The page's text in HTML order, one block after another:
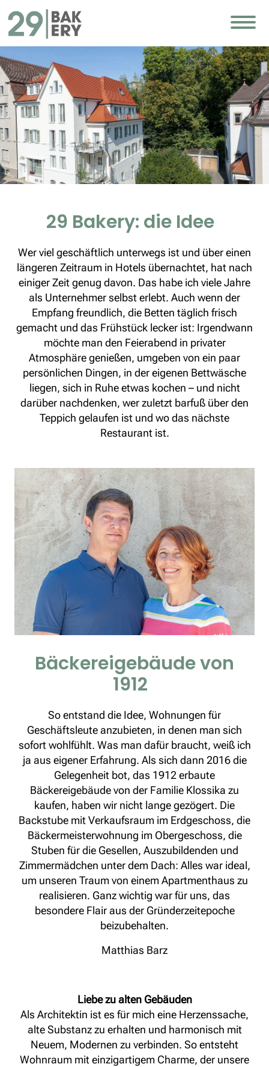
29 Bakery: die Idee
Wer viel geschäftlich unterwegs ist und über einen
längeren Zeitraum in Hotels übernachtet, hat nach
einiger Zeit genug davon. Das habe ich viele Jahre
als Unternehmer selbst erlebt. Auch wenn der
Empfang freundlich, die Betten täglich frisch
gemacht und das Frühstück lecker ist: Irgendwann
möchte man den Feierabend in privater
Atmosphäre genießen, umgeben von ein paar
persönlichen Dingen, in der eigenen Bettwäsche
liegen, sich in Ruhe etwas kochen – und nicht
darüber nachdenken, wer zuletzt barfuß über den
Teppich gelaufen ist und wo das nächste
Restaurant ist.
Bäckereigebäude von
1912
So entstand die Idee, Wohnungen für
Geschäftsleute anzubieten, in denen man sich
sofort wohlfühlt. Was man dafür braucht, weiß ich
ja aus eigener Erfahrung. Als sich dann 2016 die
Gelegenheit bot, das 1912 erbaute
Bäckereigebäude von der Familie Klossika zu
kaufen, haben wir nicht lange gezögert. Die
Backstube mit Verkaufsraum im Erdgeschoss, die
Bäckermeisterwohnung im Obergeschoss, die
Stuben für die Gesellen, Auszubildenden und
Zimmermädchen unter dem Dach: Alles war ideal,
um unseren Traum von einem Apartmenthaus zu
realisieren. Ganz wichtig war für uns, das
besondere Flair aus der Gründerzeitepoche
beizubehalten.
Matthias Barz
Liebe zu alten Gebäuden
Als Architektin ist es für mich eine Herzenssache,
alte Substanz zu erhalten und harmonisch mit
Neuem, Modernen zu verbinden. So entsteht
Wohnraum mit einzigartigem Charme, der unsere